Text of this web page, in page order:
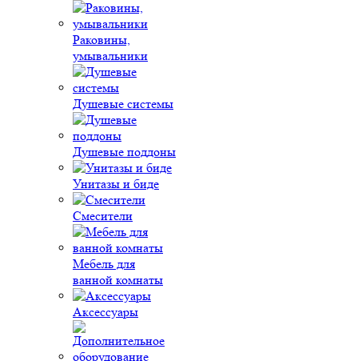
Раковины,
умывальники
Душевые системы
Душевые поддоны
Унитазы и биде
Смесители
Мебель для
ванной комнаты
Аксессуары